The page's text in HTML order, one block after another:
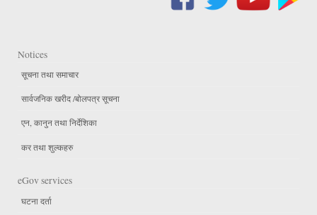
Notices
सूचना तथा समाचार
सार्वजनिक खरीद /बोलपत्र सूचना
एन, कानुन तथा निर्देशिका
कर तथा शुल्कहरु
eGov services
घटना दर्ता